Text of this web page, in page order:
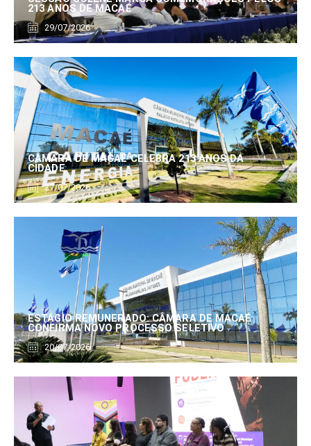
213 ANOS DE MACAÉ
29/07/2026
CÂMARA DE MACAÉ CELEBRA 213 ANOS DA
CIDADE
27/07/2026
ESTÁGIO REMUNERADO: CÂMARA DE MACAÉ
CONFIRMA NOVO PROCESSO SELETIVO
20/07/2026